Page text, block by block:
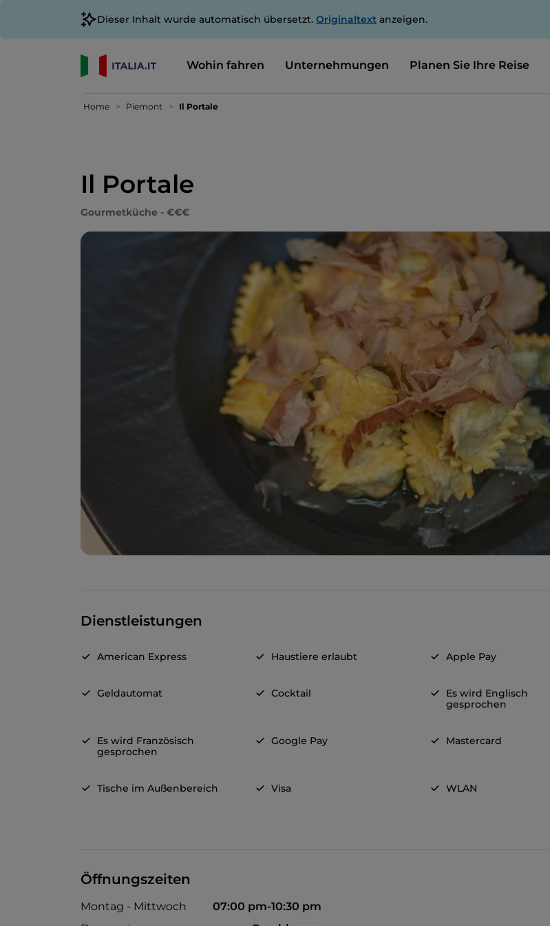
Dieser Inhalt wurde automatisch übersetzt. Originaltext anzeigen.
Wohin fahren Unternehmungen Planen Sie Ihre Reise
Home Piemont Il Portale
Il Portale
Gourmetküche - €€€
Dienstleistungen
American Express Haustiere erlaubt Apple Pay
Geldautomat Cocktail
Es wird Englisch
gesprochen
Es wird Französisch
gesprochen
Google Pay Mastercard
Tische im Außenbereich Visa WLAN
Öffnungszeiten
Montag - Mittwoch
07:00 pm-10:30 pm